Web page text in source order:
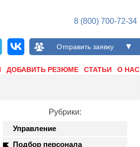
8 (800) 700-72-34
Отправить заявку
ДОБАВИТЬ РЕЗЮМЕ СТАТЬИ О НАС
Рубрики:
Управление
Подбор персонала